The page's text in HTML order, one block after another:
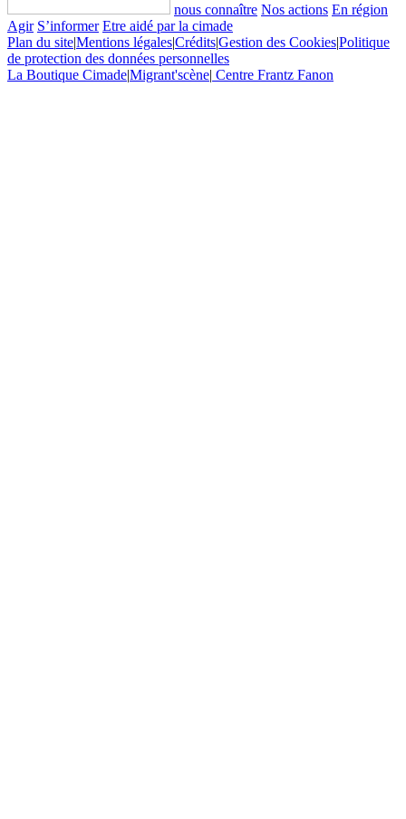
nous connaître Nos actions En région
Agir S’informer Etre aidé par la cimade
Plan du site|Mentions légales|Crédits|Gestion des Cookies|Politique
de protection des données personnelles
La Boutique Cimade|Migrant'scène| Centre Frantz Fanon